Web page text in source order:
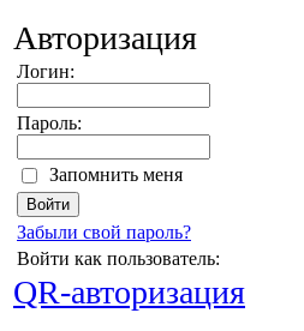
Авторизация
Логин:
Пароль:
Запомнить меня
Забыли свой пароль?
Войти как пользователь:
QR-авторизация